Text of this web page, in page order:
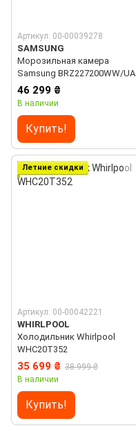
Артикул: 00-00039278
SAMSUNG
Морозильная камера
Samsung BRZ227200WW/UA
46 299 ₴
В наличии
Купить!
Летние скидки
Артикул: 00-00042221
WHIRLPOOL
Холодильник Whirlpool
WHC20T352
35 699 ₴ 38 999 ₴
В наличии
Купить!